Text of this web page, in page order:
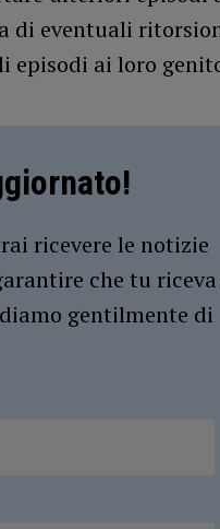
di eventuali
episodi ai loro
ricevere le notizie
che tu riceva
gentilmente di